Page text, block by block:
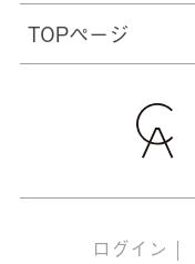
TOPページ
ログイン